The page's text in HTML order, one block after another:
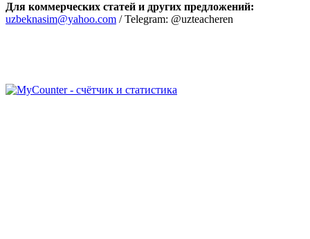
Для коммерческих статей и других предложений:
uzbeknasim@yahoo.com / Telegram: @uzteacheren